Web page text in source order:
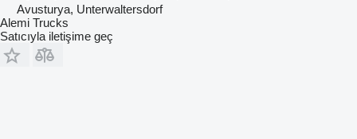
Avusturya, Unterwaltersdorf
Alemi Trucks
Satıcıyla iletişime geç